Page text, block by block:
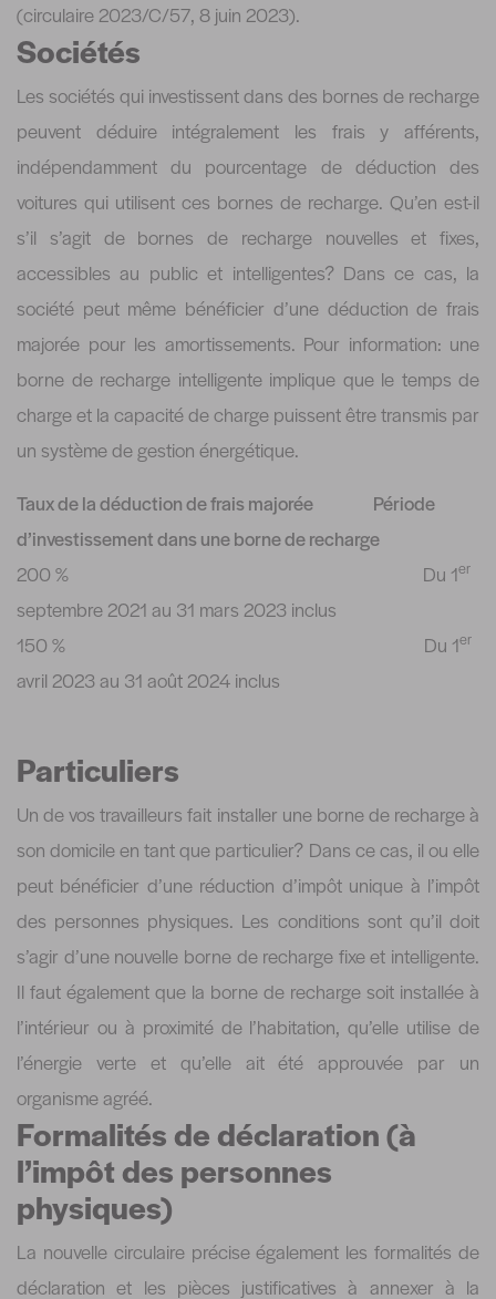
(circulaire 2023/C/57, 8 juin 2023).
Sociétés
Les sociétés qui investissent dans des bornes de recharge
peuvent déduire intégralement les frais y afférents,
indépendamment du pourcentage de déduction des
voitures qui utilisent ces bornes de recharge. Qu’en est-il
s’il s’agit de bornes de recharge nouvelles et fixes,
accessibles au public et intelligentes? Dans ce cas, la
société peut même bénéficier d’une déduction de frais
majorée pour les amortissements. Pour information: une
borne de recharge intelligente implique que le temps de
charge et la capacité de charge puissent être transmis par
un système de gestion énergétique.
Taux de la déduction de frais majorée Période
d’investissement dans une borne de recharge
200 % Du 1er
septembre 2021 au 31 mars 2023 inclus
150 % Du 1er
avril 2023 au 31 août 2024 inclus
Particuliers
Un de vos travailleurs fait installer une borne de recharge à
son domicile en tant que particulier? Dans ce cas, il ou elle
peut bénéficier d’une réduction d’impôt unique à l’impôt
des personnes physiques. Les conditions sont qu’il doit
s’agir d’une nouvelle borne de recharge fixe et intelligente.
Il faut également que la borne de recharge soit installée à
l’intérieur ou à proximité de l’habitation, qu’elle utilise de
l’énergie verte et qu’elle ait été approuvée par un
organisme agréé.
Formalités de déclaration (à
l’impôt des personnes
physiques)
La nouvelle circulaire précise également les formalités de
déclaration et les pièces justificatives à annexer à la